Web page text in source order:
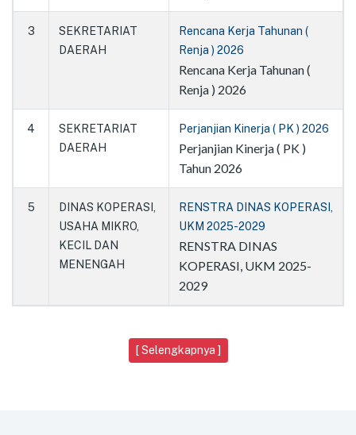
3
SEKRETARIAT
DAERAH
Rencana Kerja Tahunan (
Renja ) 2026
Rencana Kerja Tahunan (
Renja ) 2026
4
SEKRETARIAT
DAERAH
Perjanjian Kinerja ( PK ) 2026
Perjanjian Kinerja ( PK )
Tahun 2026
5
DINAS KOPERASI,
USAHA MIKRO,
KECIL DAN
MENENGAH
RENSTRA DINAS KOPERASI,
UKM 2025-2029
RENSTRA DINAS
KOPERASI, UKM 2025-
2029
[ Selengkapnya ]